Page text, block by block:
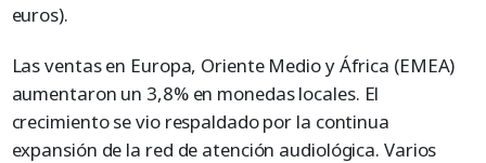
euros).
Las ventas en Europa, Oriente Medio y África (EMEA)
aumentaron un 3,8% en monedas locales. El
crecimiento se vio respaldado por la continua
expansión de la red de atención audiológica. Varios